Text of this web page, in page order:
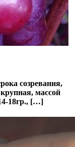
созревания,
массой
18гр., […]